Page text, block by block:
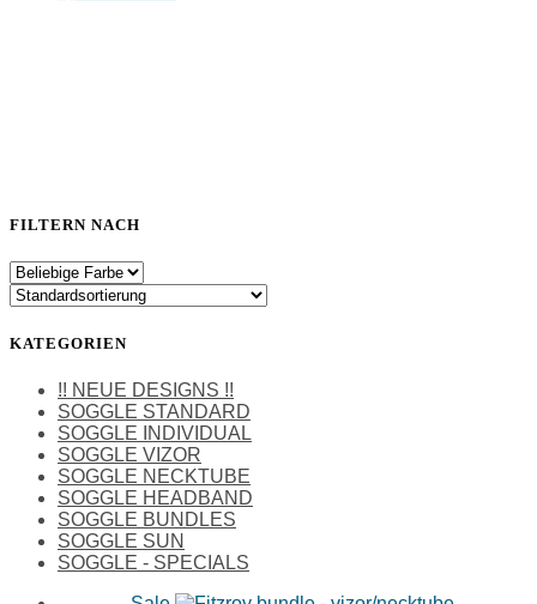
FILTERN NACH
KATEGORIEN
!! NEUE DESIGNS !!
SOGGLE STANDARD
SOGGLE INDIVIDUAL
SOGGLE VIZOR
SOGGLE NECKTUBE
SOGGLE HEADBAND
SOGGLE BUNDLES
SOGGLE SUN
SOGGLE - SPECIALS